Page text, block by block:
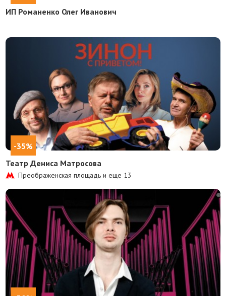
ИП Романенко Олег Иванович
-35%
Театр Дениса Матросова
Преображенская площадь и еще 13